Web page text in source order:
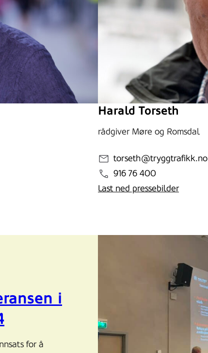
Harald Torseth
rådgiver Møre og Romsdal
torseth@tryggtrafikk.no
916 76 400
Last ned pressebilder
i
for å